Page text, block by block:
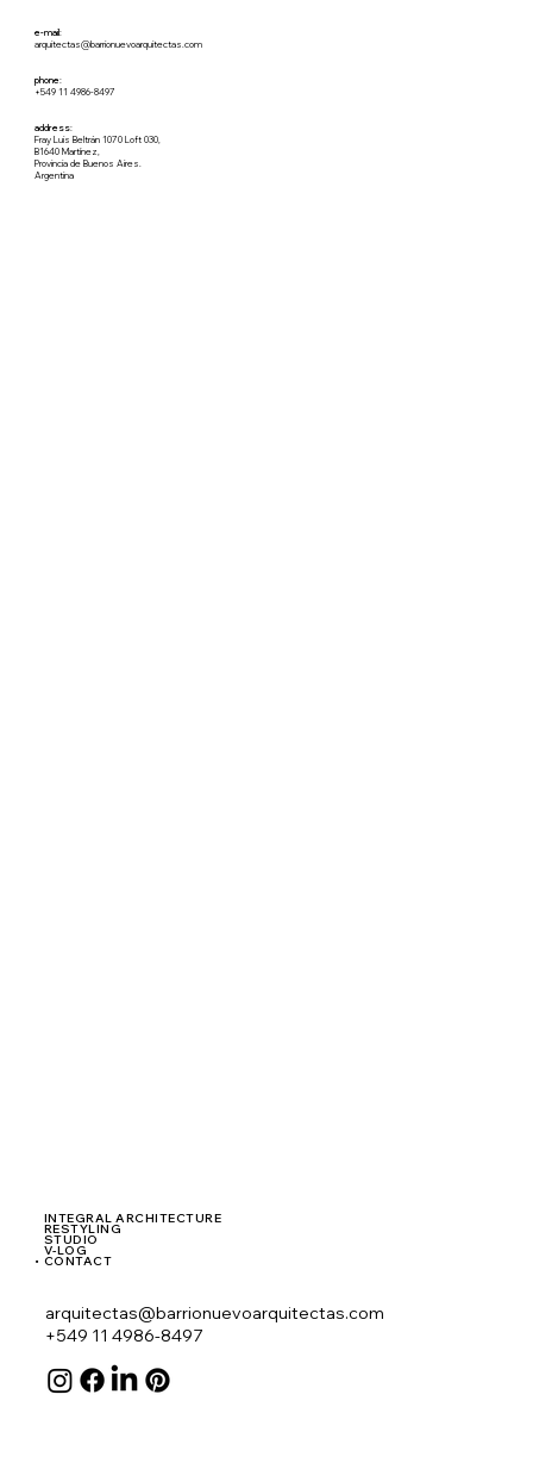
e-mail:
arquitectas@barrionuevoarquitectas.com
phone:
+549 11 4986-8497
address:
Fray Luis Beltrán 1070 Loft 030,
B1640 Martínez,
Provincia de Buenos Aires.
Argentina
INTEGRAL ARCHITECTURE
RESTYLING
STUDIO
V-LOG
CONTACT
arquitectas@barrionuevoarquitectas.com
+549 11 4986-8497